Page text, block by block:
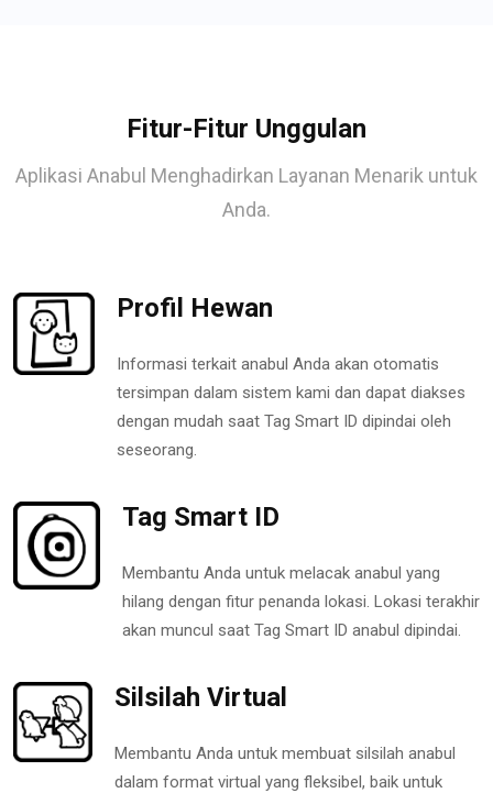
Fitur-Fitur Unggulan
Aplikasi Anabul Menghadirkan Layanan Menarik untuk
Anda.
Profil Hewan
Informasi terkait anabul Anda akan otomatis
tersimpan dalam sistem kami dan dapat diakses
dengan mudah saat Tag Smart ID dipindai oleh
seseorang.
Tag Smart ID
Membantu Anda untuk melacak anabul yang
hilang dengan fitur penanda lokasi. Lokasi terakhir
akan muncul saat Tag Smart ID anabul dipindai.
Silsilah Virtual
Membantu Anda untuk membuat silsilah anabul
dalam format virtual yang fleksibel, baik untuk